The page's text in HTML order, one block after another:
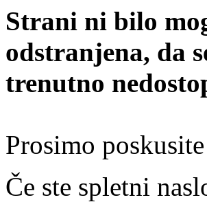
Strani ni bilo
odstranjena, da
trenutno
Prosimo
Če ste spletni